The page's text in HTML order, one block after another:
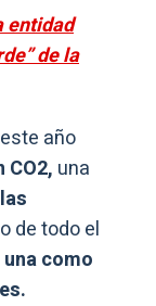
entidad
de la
año
una
de todo el
como